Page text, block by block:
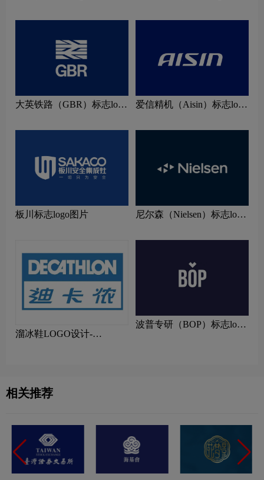
大英铁路（GBR）标志logo
爱信精机（Aisin）标志logo
板川标志logo图片
尼尔森（Nielsen）标志logo
溜冰鞋LOGO设计-
波普专研（BOP）标志logo
相关推荐